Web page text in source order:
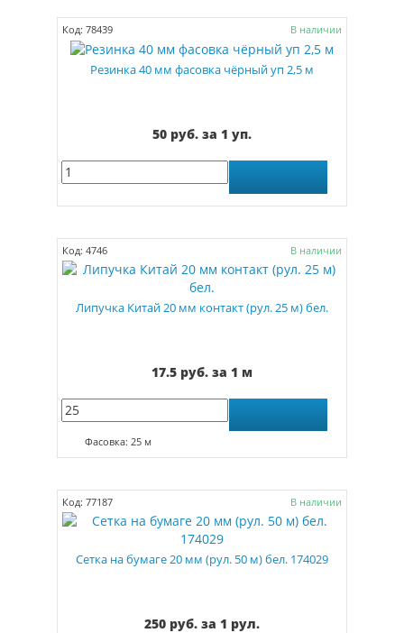
Код: 78439 В наличии
Резинка 40 мм фасовка чёрный уп 2,5 м
50 руб. за 1 уп.
Код: 4746 В наличии
Липучка Китай 20 мм контакт (рул. 25 м) бел.
17.5 руб. за 1 м
Фасовка: 25 м
Код: 77187 В наличии
Сетка на бумаге 20 мм (рул. 50 м) бел. 174029
250 руб. за 1 рул.